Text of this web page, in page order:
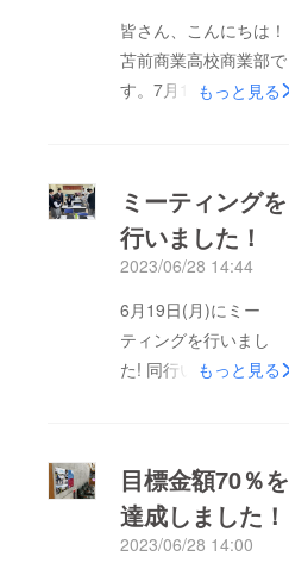
皆さん、こんにちは！
苫前商業高校商業部で
す。7月19日にクラウ
いて目標である40万円
の106%の42万円4千
円を達成いたしまし
た！本当にありがとう
ございますm(_ _)m現
在、出発の7月25日に
します。現在行ってい
る活動を随時報告いた
しますので、ぜひ今後
もっと見る
ミーティングを
行いました！
2023/06/28 14:44
6月19日(月)にミー
ティングを行いまし
た! 同行いただく方た
マ・ルール・持ち物そ
してグループ名を決め
ました。クラウドファ
もっと見る
目標金額70％を
達成しました！
2023/06/28 14:00